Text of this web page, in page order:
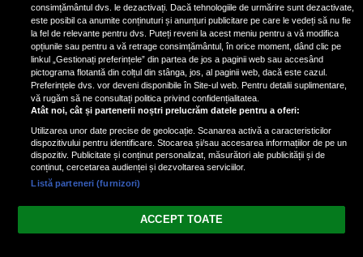
Oana Roman, achiziție după
achiziție. Suma exorbitantă pe
care a scos-o din buzunar pentru o
pereche de ochelari de soare și un
parfum
consimțământul dvs. le dezactivați. Dacă tehnologiile de urmărire sunt dezactivate,
este posibil ca anumite conținuturi și anunțuri publicitare pe care le vedeți să nu fie
la fel de relevante pentru dvs. Puteți reveni la acest meniu pentru a vă modifica
opțiunile sau pentru a vă retrage consimțământul, în orice moment, dând clic pe
linkul „Gestionați preferințele” din partea de jos a paginii web sau accesând
pictograma flotantă din colțul din stânga, jos, al paginii web, dacă este cazul.
Preferințele dvs. vor deveni disponibile în Site-ul web. Pentru detalii suplimentare,
vă rugăm să ne consultați politica privind confidențialitatea.
Atât noi, cât și partenerii noștri prelucrăm datele pentru a oferi:
Utilizarea unor date precise de geolocație. Scanarea activă a caracteristicilor
dispozitivului pentru identificare. Stocarea și/sau accesarea informațiilor de pe un
dispozitiv. Publicitate și conținut personalizat, măsurători ale publicității și de
conținut, cercetarea audienței și dezvoltarea serviciilor.
Listă parteneri (furnizori)
ACCEPT TOATE